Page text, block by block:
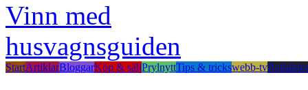
Vinn med
husvagnsguiden
StartArtiklarBloggarKöp & säljPrylnyttTips & trickswebb-tv